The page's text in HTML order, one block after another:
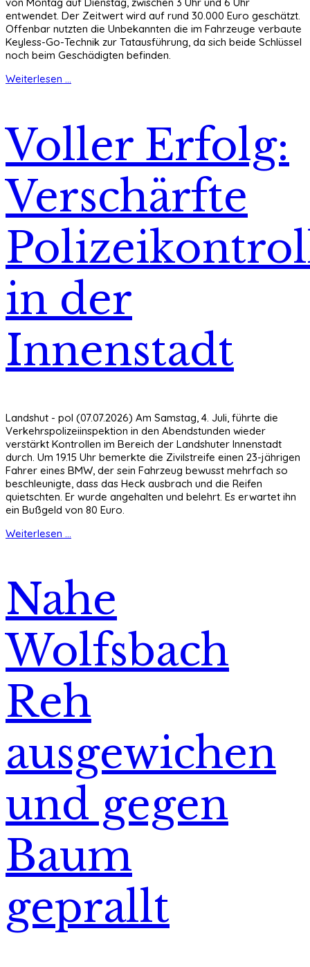
entwendet. Der Zeitwert wird auf rund 30.000 Euro geschätzt.
Offenbar nutzten die Unbekannten die im Fahrzeuge verbaute
Keyless-Go-Technik zur Tatausführung, da sich beide Schlüssel
noch beim Geschädigten befinden.
Weiterlesen ...
Voller Erfolg:
Verschärfte
in der
Innenstadt
Landshut - pol (07.07.2026) Am Samstag, 4. Juli, führte die
Verkehrspolizeiinspektion in den Abendstunden wieder
verstärkt Kontrollen im Bereich der Landshuter Innenstadt
durch. Um 19.15 Uhr bemerkte die Zivilstreife einen 23-jährigen
Fahrer eines BMW, der sein Fahrzeug bewusst mehrfach so
beschleunigte, dass das Heck ausbrach und die Reifen
quietschten. Er wurde angehalten und belehrt. Es erwartet ihn
ein Bußgeld von 80 Euro.
Weiterlesen ...
Nahe
Wolfsbach
Reh
ausgewichen
und gegen
Baum
geprallt